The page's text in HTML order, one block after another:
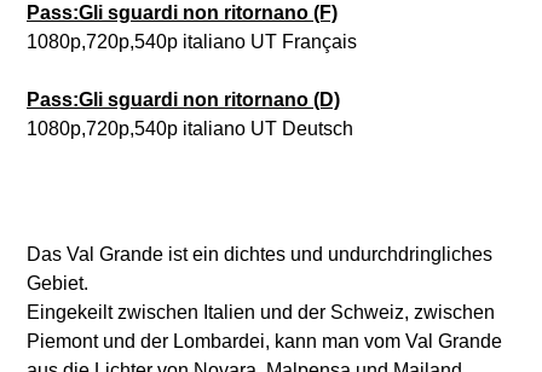
Pass:Gli sguardi non ritornano (F)
1080p,720p,540p italiano UT Français
Pass:Gli sguardi non ritornano (D)
1080p,720p,540p italiano UT Deutsch
Das Val Grande ist ein dichtes und undurchdringliches
Gebiet.
Eingekeilt zwischen Italien und der Schweiz, zwischen
Piemont und der Lombardei, kann man vom Val Grande